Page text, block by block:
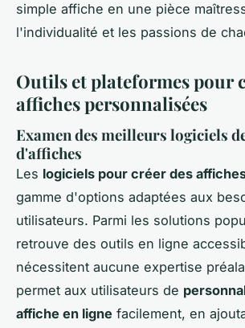
simple affiche en une pièce
l'individualité et les passions de
Outils et plateformes pour
affiches personnalisées
Examen des meilleurs logiciels
d'affiches
Les logiciels pour créer des
gamme d'options adaptées aux
utilisateurs. Parmi les solutions
retrouve des outils en ligne
nécessitent aucune expertise
permet aux utilisateurs de
affiche en ligne facilement, en